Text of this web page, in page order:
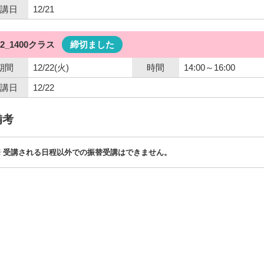
日
12/21
クラス 締切ました
間 12/22(火) 時間 14:00～16:00
日
12/22
考
受講される日程以外での振替受講はできません。